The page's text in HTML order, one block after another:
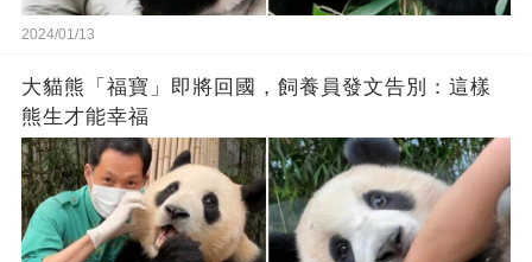
2024/01/13
大貓熊「福寶」即將回國，飼養員發文告別：這樣
熊生才能幸福